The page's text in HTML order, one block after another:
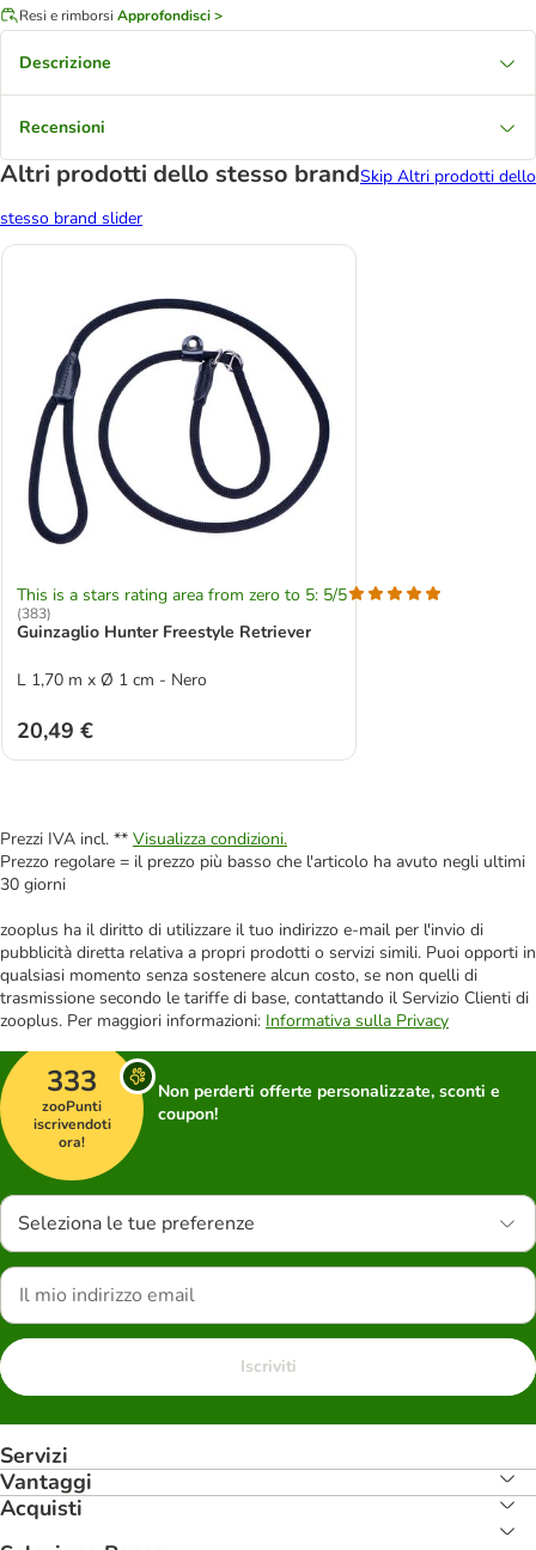
Resi e rimborsi Approfondisci >
Descrizione
Recensioni
Altri prodotti dello stesso brandSkip Altri prodotti dello
stesso brand slider
This is a stars rating area from zero to 5: 5/5
(383)
Guinzaglio Hunter Freestyle Retriever
L 1,70 m x Ø 1 cm - Nero
20,49 €
Prezzi IVA incl. ** Visualizza condizioni.
Prezzo regolare = il prezzo più basso che l'articolo ha avuto negli ultimi
30 giorni
zooplus ha il diritto di utilizzare il tuo indirizzo e-mail per l'invio di
pubblicità diretta relativa a propri prodotti o servizi simili. Puoi opporti in
qualsiasi momento senza sostenere alcun costo, se non quelli di
trasmissione secondo le tariffe di base, contattando il Servizio Clienti di
zooplus. Per maggiori informazioni: Informativa sulla Privacy
333
zooPunti
iscrivendoti
ora!
Non perderti offerte personalizzate, sconti e
coupon!
Seleziona le tue preferenze
Iscriviti
Servizi
Vantaggi
Acquisti